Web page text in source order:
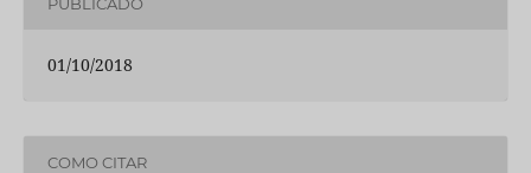
PUBLICADO
01/10/2018
COMO CITAR